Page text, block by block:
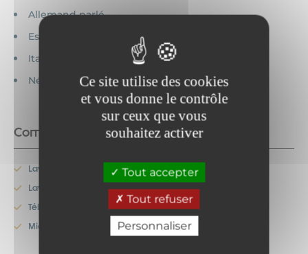
Ce site utilise des cookies
et vous donne le contrôle
sur ceux que vous
souhaitez activer
Tout accepter
Tout refuser
Personnaliser
Allemand parlé
Espagnol parlé
Italien parlé
Néerlandais parlé
Commodités
Lave-linge
Lave-vaisselle
Télévision
Micro-onde